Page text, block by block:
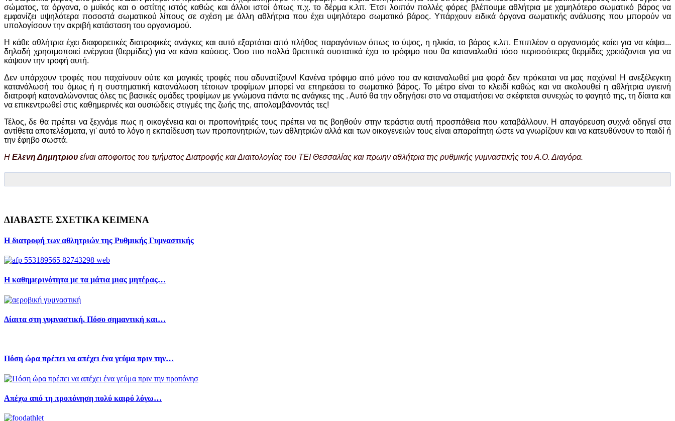
σώματος, τα όργανα, ο μυϊκός και ο οστίτης ιστός καθώς και άλλοι ιστοί όπως π.χ. το δέρμα κ.λπ. Έτσι λοιπόν πολλές φόρες βλέπουμε αθλήτρια με χαμηλότερο σωματικό βάρος να
εμφανίζει υψηλότερα ποσοστά σωματικού λίπους σε σχέση με άλλη αθλήτρια που έχει υψηλότερο σωματικό βάρος. Υπάρχουν ειδικά όργανα σωματικής ανάλυσης που μπορούν να
υπολογίσουν την ακριβή κατάσταση του οργανισμού.
Η κάθε αθλήτρια έχει διαφορετικές διατροφικές ανάγκες και αυτό εξαρτάται από πλήθος παραγόντων όπως το ύψος, η ηλικία, το βάρος κ.λπ. Επιπλέον ο οργανισμός καίει για να κάψει...
δηλαδή χρησιμοποιεί ενέργεια (θερμίδες) για να κάνει καύσεις. Όσο πιο πολλά θρεπτικά συστατικά έχει το τρόφιμο που θα καταναλωθεί τόσο περισσότερες θερμίδες χρειάζονται για να
κάψουν την τροφή αυτή.
Δεν υπάρχουν τροφές που παχαίνουν ούτε και μαγικές τροφές που αδυνατίζουν! Κανένα τρόφιμο από μόνο του αν καταναλωθεί μια φορά δεν πρόκειται να μας παχύνει! Η ανεξέλεγκτη
κατανάλωσή του όμως ή η συστηματική κατανάλωση τέτοιων τροφίμων μπορεί να επηρεάσει το σωματικό βάρος. Το μέτρο είναι το κλειδί καθώς και να ακολουθεί η αθλήτρια υγιεινή
διατροφή καταναλώνοντας όλες τις βασικές ομάδες τροφίμων με γνώμονα πάντα τις ανάγκες της . Αυτό θα την οδηγήσει στο να σταματήσει να σκέφτεται συνεχώς το φαγητό της, τη δίαιτα και
να επικεντρωθεί στις καθημερινές και ουσιώδεις στιγμές της ζωής της, απολαμβάνοντάς τες!
Τέλος, δε θα πρέπει να ξεχνάμε πως η οικογένεια και οι προπονήτριές τους πρέπει να τις βοηθούν στην τεράστια αυτή προσπάθεια που καταβάλλουν. Η απαγόρευση συχνά οδηγεί στα
αντίθετα αποτελέσματα, γι' αυτό το λόγο η εκπαίδευση των προπονητριών, των αθλητριών αλλά και των οικογενειών τους είναι απαραίτητη ώστε να γνωρίζουν και να κατευθύνουν το παιδί ή
την έφηβο σωστά.
Η Ελενη Δημητριου είναι αποφοιτος του τμήματος Διατροφής και Διαιτολογίας του ΤΕΙ Θεσσαλίας και πρωην αθλήτρια της ρυθμικής γυμναστικής του Α.Ο. Διαγόρα.
ΔΙΑΒΑΣΤΕ ΣΧΕΤΙΚΑ ΚΕΙΜΕΝΑ
Η διατροφή των αθλητριών της Ρυθμικής Γυμναστικής
Η καθημερινότητα με τα μάτια μιας μητέρας…
Δίαιτα στη γυμναστική. Πόσο σημαντική και…
Πόση ώρα πρέπει να απέχει ένα γεύμα πριν την…
Απέχω από τη προπόνηση πολύ καιρό λόγω…